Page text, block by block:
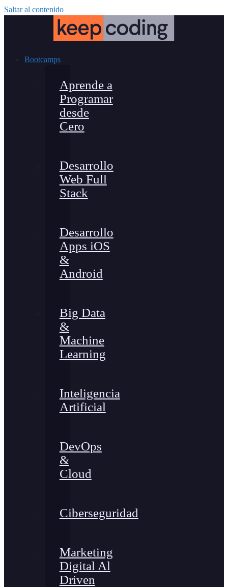
Saltar al contenido
Bootcamps
Aprende a
Programar
desde
Cero
Desarrollo
Web Full
Stack
Desarrollo
Apps iOS
&
Android
Big Data
&
Machine
Learning
Inteligencia
Artificial
DevOps
&
Cloud
Ciberseguridad
Marketing
Digital Al
Driven